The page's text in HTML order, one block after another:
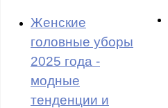
Женские
головные уборы
2025 года -
модные
тенденции и